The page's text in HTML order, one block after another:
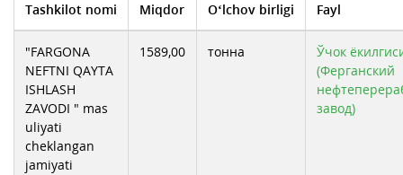
Tashkilot nomi Miqdor O‘lchov birligi Fayl
"FARGONA
NEFTNI QAYTA
ISHLASH
ZAVODI " mas
uliyati
cheklangan
jamiyati
1589,00 тонна
Ўчок
(Ферганский
завод)